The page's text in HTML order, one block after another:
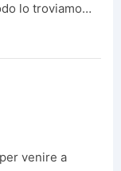
lo troviamo…
venire a